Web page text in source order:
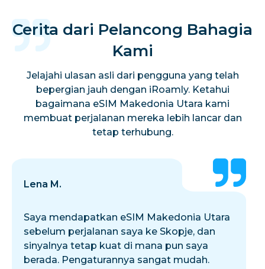
Cerita dari Pelancong Bahagia
Kami
Jelajahi ulasan asli dari pengguna yang telah
bepergian jauh dengan iRoamly. Ketahui
bagaimana eSIM Makedonia Utara kami
membuat perjalanan mereka lebih lancar dan
tetap terhubung.
Lena M.
Saya mendapatkan eSIM Makedonia Utara
sebelum perjalanan saya ke Skopje, dan
sinyalnya tetap kuat di mana pun saya
berada. Pengaturannya sangat mudah.